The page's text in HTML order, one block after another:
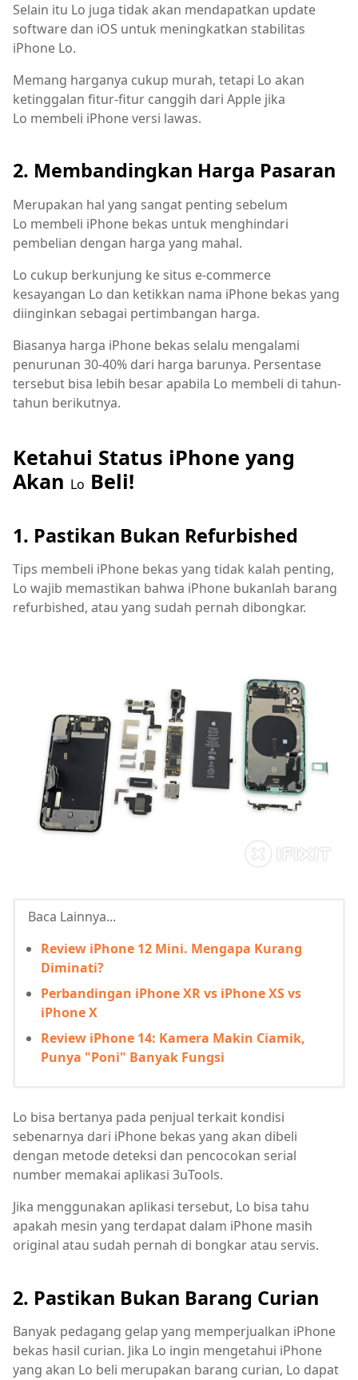
Selain itu Lo juga tidak akan mendapatkan update
software dan iOS untuk meningkatkan stabilitas
iPhone Lo.
Memang harganya cukup murah, tetapi Lo akan
ketinggalan fitur-fitur canggih dari Apple jika
Lo membeli iPhone versi lawas.
2. Membandingkan Harga Pasaran
Merupakan hal yang sangat penting sebelum
Lo membeli iPhone bekas untuk menghindari
pembelian dengan harga yang mahal.
Lo cukup berkunjung ke situs e-commerce
kesayangan Lo dan ketikkan nama iPhone bekas yang
diinginkan sebagai pertimbangan harga.
Biasanya harga iPhone bekas selalu mengalami
penurunan 30-40% dari harga barunya. Persentase
tersebut bisa lebih besar apabila Lo membeli di tahun-
tahun berikutnya.
Ketahui Status iPhone yang
Akan Lo Beli!
1. Pastikan Bukan Refurbished
Tips membeli iPhone bekas yang tidak kalah penting,
Lo wajib memastikan bahwa iPhone bukanlah barang
refurbished, atau yang sudah pernah dibongkar.
Baca Lainnya...
Review iPhone 12 Mini. Mengapa Kurang
Diminati?
Perbandingan iPhone XR vs iPhone XS vs
iPhone X
Review iPhone 14: Kamera Makin Ciamik,
Punya "Poni" Banyak Fungsi
Lo bisa bertanya pada penjual terkait kondisi
sebenarnya dari iPhone bekas yang akan dibeli
dengan metode deteksi dan pencocokan serial
number memakai aplikasi 3uTools.
Jika menggunakan aplikasi tersebut, Lo bisa tahu
apakah mesin yang terdapat dalam iPhone masih
original atau sudah pernah di bongkar atau servis.
2. Pastikan Bukan Barang Curian
Banyak pedagang gelap yang memperjualkan iPhone
bekas hasil curian. Jika Lo ingin mengetahui iPhone
yang akan Lo beli merupakan barang curian, Lo dapat